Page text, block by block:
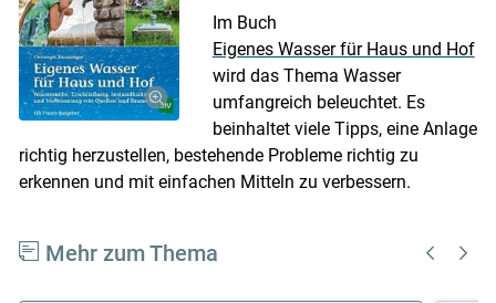
Im Buch
Eigenes Wasser für Haus und Hof
wird das Thema Wasser
umfangreich beleuchtet. Es
beinhaltet viele Tipps, eine Anlage
richtig herzustellen, bestehende Probleme richtig zu
erkennen und mit einfachen Mitteln zu verbessern.
Mehr zum Thema